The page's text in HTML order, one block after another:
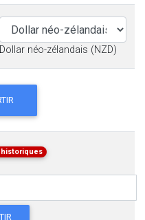
Dollar néo-zélandais (NZD)